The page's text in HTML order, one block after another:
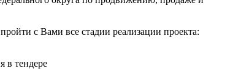
с Вами все стадии реализации проекта:
в тендере